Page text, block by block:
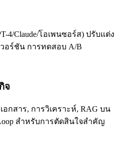
4/Claude/โอเพนซอร์ส) ปรับแต่ง
วอร์ชัน การทดสอบ A/B
จ
อกสาร, การวิเคราะห์, RAG บน
สำหรับการตัดสินใจสำคัญ